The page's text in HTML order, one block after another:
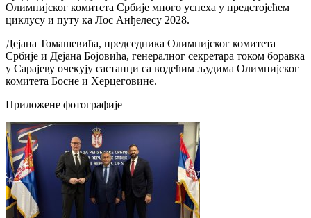
Олимпијског комитета Србије много успеха у предстојећем
циклусу и путу ка Лос Анђелесу 2028.
Дејана Томашевића, председника Олимпијског комитета
Србије и Дејана Бојовића, генералног секретара током боравка
у Сарајеву очекују састанци са водећим људима Олимпијског
комитета Босне и Херцеговине.
Приложене фотографије